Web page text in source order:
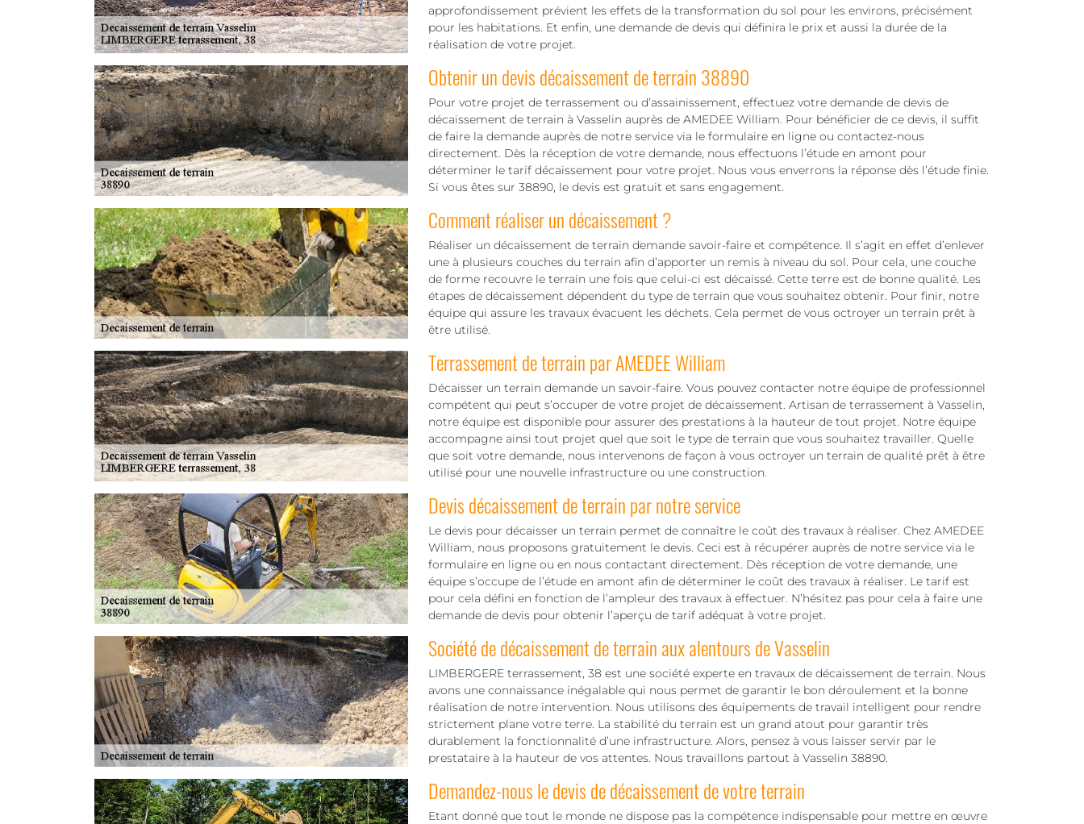
approfondissement prévient les effets de la transformation du sol pour les environs, précisément
pour les habitations. Et enfin, une demande de devis qui définira le prix et aussi la durée de la
réalisation de votre projet.
Obtenir un devis décaissement de terrain 38890
Pour votre projet de terrassement ou d’assainissement, effectuez votre demande de devis de
décaissement de terrain à Vasselin auprès de AMEDEE William. Pour bénéficier de ce devis, il suffit
de faire la demande auprès de notre service via le formulaire en ligne ou contactez-nous
directement. Dès la réception de votre demande, nous effectuons l’étude en amont pour
déterminer le tarif décaissement pour votre projet. Nous vous enverrons la réponse dès l’étude finie.
Si vous êtes sur 38890, le devis est gratuit et sans engagement.
Comment réaliser un décaissement ?
Réaliser un décaissement de terrain demande savoir-faire et compétence. Il s’agit en effet d’enlever
une à plusieurs couches du terrain afin d’apporter un remis à niveau du sol. Pour cela, une couche
de forme recouvre le terrain une fois que celui-ci est décaissé. Cette terre est de bonne qualité. Les
étapes de décaissement dépendent du type de terrain que vous souhaitez obtenir. Pour finir, notre
équipe qui assure les travaux évacuent les déchets. Cela permet de vous octroyer un terrain prêt à
être utilisé.
Terrassement de terrain par AMEDEE William
Décaisser un terrain demande un savoir-faire. Vous pouvez contacter notre équipe de professionnel
compétent qui peut s’occuper de votre projet de décaissement. Artisan de terrassement à Vasselin,
notre équipe est disponible pour assurer des prestations à la hauteur de tout projet. Notre équipe
accompagne ainsi tout projet quel que soit le type de terrain que vous souhaitez travailler. Quelle
que soit votre demande, nous intervenons de façon à vous octroyer un terrain de qualité prêt à être
utilisé pour une nouvelle infrastructure ou une construction.
Devis décaissement de terrain par notre service
Le devis pour décaisser un terrain permet de connaître le coût des travaux à réaliser. Chez AMEDEE
William, nous proposons gratuitement le devis. Ceci est à récupérer auprès de notre service via le
formulaire en ligne ou en nous contactant directement. Dès réception de votre demande, une
équipe s’occupe de l’étude en amont afin de déterminer le coût des travaux à réaliser. Le tarif est
pour cela défini en fonction de l’ampleur des travaux à effectuer. N’hésitez pas pour cela à faire une
demande de devis pour obtenir l’aperçu de tarif adéquat à votre projet.
Société de décaissement de terrain aux alentours de Vasselin
LIMBERGERE terrassement, 38 est une société experte en travaux de décaissement de terrain. Nous
avons une connaissance inégalable qui nous permet de garantir le bon déroulement et la bonne
réalisation de notre intervention. Nous utilisons des équipements de travail intelligent pour rendre
strictement plane votre terre. La stabilité du terrain est un grand atout pour garantir très
durablement la fonctionnalité d’une infrastructure. Alors, pensez à vous laisser servir par le
prestataire à la hauteur de vos attentes. Nous travaillons partout à Vasselin 38890.
Demandez-nous le devis de décaissement de votre terrain
Etant donné que tout le monde ne dispose pas la compétence indispensable pour mettre en œuvre